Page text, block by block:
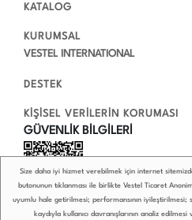
Size daha iyi hizmet verebilmek için internet
butonunun tıklanması ile birlikte Vestel Ticaret
uyumlu hale getirilmesi; performansının
kaydıyla kullanıcı davranışlarının analiz
KATALOG
KURUMSAL
VESTEL INTERNATIONAL
DESTEK
KİŞİSEL VERİLERİN KORUMASI
GÜVENLİK BİLGİLERİ